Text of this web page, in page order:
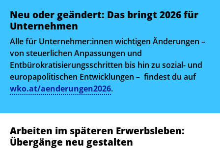
Neu oder geändert: Das bringt 2026 für
Unternehmen
Alle für Unternehmer:innen wichtigen Änderungen –
von steuerlichen Anpassungen und
Entbürokratisierungsschritten bis hin zu sozial- und
europapolitischen Entwicklungen – findest du auf
wko.at/aenderungen2026.
Arbeiten im späteren Erwerbsleben:
Übergänge neu gestalten